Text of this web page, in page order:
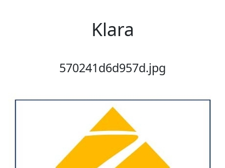
Klara
570241d6d957d.jpg